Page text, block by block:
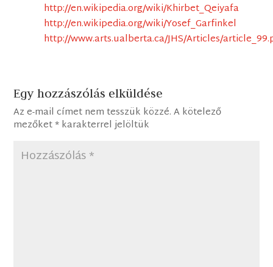
http://en.wikipedia.org/wiki/Khirbet_Qeiyafa
http://en.wikipedia.org/wiki/Yosef_Garfinkel
http://www.arts.ualberta.ca/JHS/Articles/
Egy hozzászólás elküldése
Az e-mail címet nem tesszük közzé. A kötelező
mezőket*karakterrel jelöltük